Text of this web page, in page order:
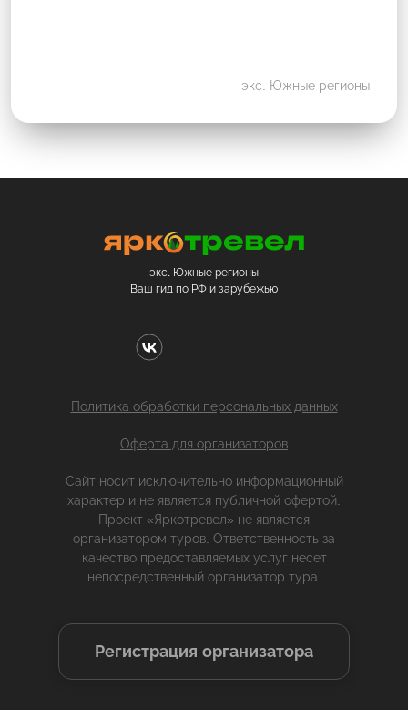
экс. Южные регионы
экс. Южные регионы
Ваш гид по РФ и зарубежью
Политика обработки персональных данных
Оферта для организаторов
Сайт носит исключительно информационный
характер и не является публичной офертой.
Проект «Яркотревел» не является
организатором туров. Ответственность за
качество предоставляемых услуг несет
непосредственный организатор тура.
Регистрация организатора